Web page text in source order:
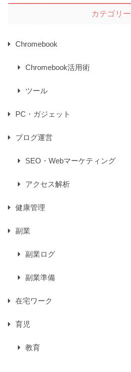
カテゴリー
Chromebook
Chromebook活用術
ツール
PC・ガジェット
ブログ運営
SEO・Webマーケティング
アクセス解析
健康管理
副業
副業ログ
副業準備
在宅ワーク
育児
教育